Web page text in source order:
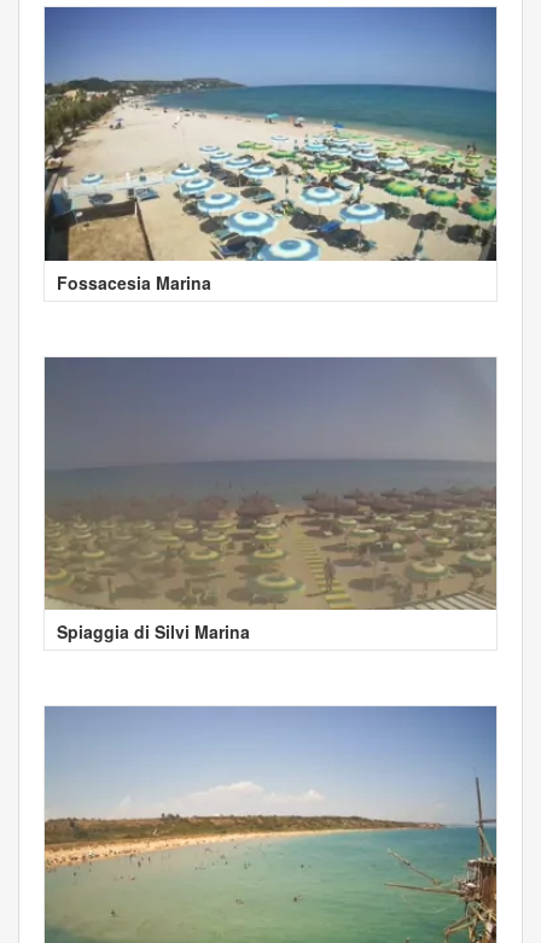
Fossacesia Marina
Spiaggia di Silvi Marina